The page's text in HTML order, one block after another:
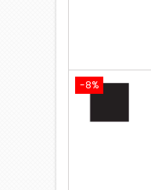
-8%